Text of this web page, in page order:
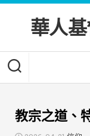
Skip
content華人
教宗之道、